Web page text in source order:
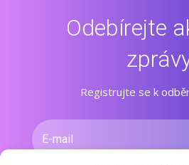
Odebírejte
Registrujte se k